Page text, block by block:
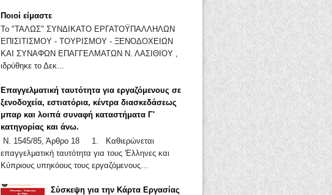
Ποιοί είμαστε
Το "ΤΑΛΩΣ" ΣΥΝΔΙΚΑΤΟ ΕΡΓΑΤΟΫΠΑΛΛΗΛΩΝ
ΕΠΙΣΙΤΙΣΜΟΥ - ΤΟΥΡΙΣΜΟΥ - ΞΕΝΟΔΟΧΕΙΩΝ
ΚΑΙ ΣΥΝΑΦΩΝ ΕΠΑΓΓΕΛΜΑΤΩΝ Ν. ΛΑΣΙΘΙΟΥ ,
ιδρύθηκε το Δεκ...
Επαγγελματική ταυτότητα για εργαζόμενους σε
ξενοδοχεία, εστιατόρια, κέντρα διασκεδάσεως
μπαρ και λοιπά συναφή καταστήματα Γ'
κατηγορίας και άνω.
Ν. 1545/85, Άρθρο 18 1. Καθιερώνεται
επαγγελματική ταυτότητα για τους 'Ελληνες και
Κύπριους υπηκόους τους εργαζόμενους...
Σύσκεψη για την Κάρτα Εργασίας